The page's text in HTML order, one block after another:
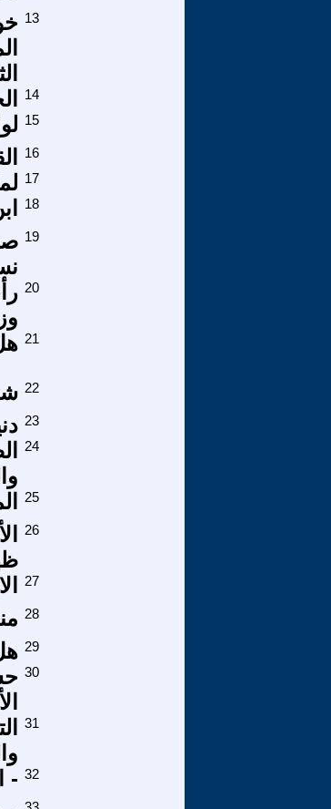
13
14
15
16
17
18
19
20
21
22
23
24
25
26
27
28
29
30
31
- 32